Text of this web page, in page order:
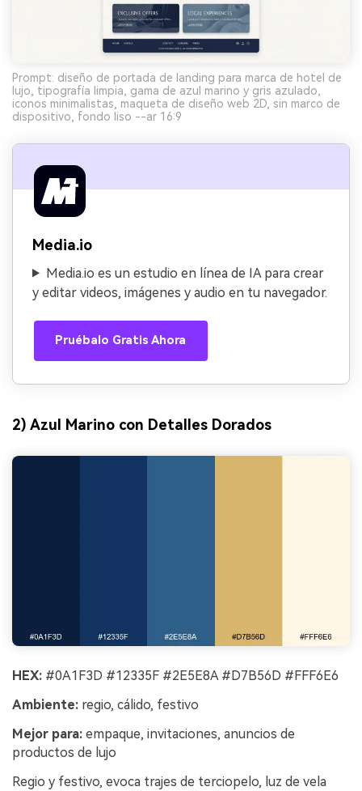
Prompt: diseño de portada de landing para marca de hotel de
lujo, tipografía limpia, gama de azul marino y gris azulado,
iconos minimalistas, maqueta de diseño web 2D, sin marco de
dispositivo, fondo liso --ar 16:9
Media.io
Media.io es un estudio en línea de IA para crear
y editar videos, imágenes y audio en tu navegador.
Pruébalo Gratis Ahora
2) Azul Marino con Detalles Dorados
HEX: #0A1F3D #12335F #2E5E8A #D7B56D #FFF6E6
Ambiente: regio, cálido, festivo
Mejor para: empaque, invitaciones, anuncios de
productos de lujo
Regio y festivo, evoca trajes de terciopelo, luz de vela